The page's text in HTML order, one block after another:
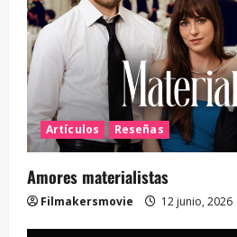
Artículos Reseñas
Amores materialistas
Filmakersmovie 12 junio, 2026